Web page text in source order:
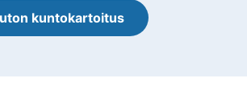
kuntokartoitus